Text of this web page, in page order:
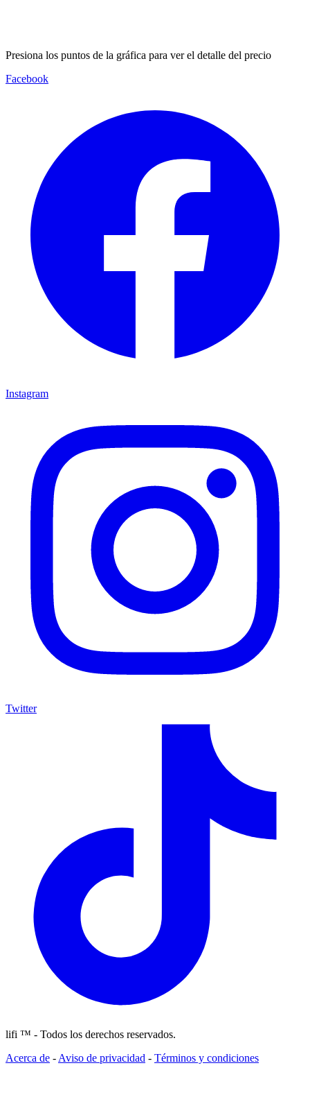
Presiona los puntos de la gráfica para ver el detalle del precio
Facebook
Instagram
Twitter
lifi ™ - Todos los derechos reservados.
Acerca de - Aviso de privacidad - Términos y condiciones